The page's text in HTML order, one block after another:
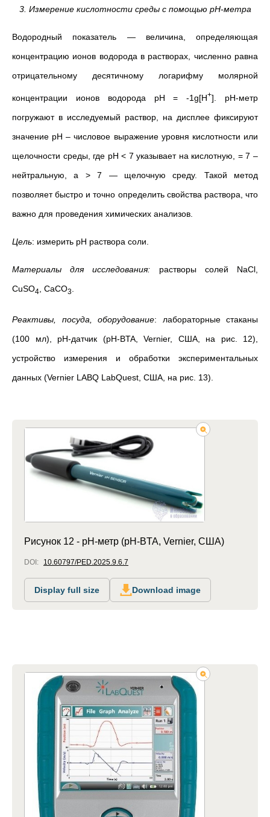
3. Измерение кислотности среды с помощью pH-метра
Водородный показатель — величина, определяющая
концентрацию ионов водорода в растворах, численно равна
отрицательному десятичному логарифму молярной
концентрации ионов водорода рН = -1g[H+]. pH-метр
погружают в исследуемый раствор, на дисплее фиксируют
значение pH – числовое выражение уровня кислотности или
щелочности среды, где pH < 7 указывает на кислотную, = 7 –
нейтральную, а > 7 — щелочную среду. Такой метод
позволяет быстро и точно определить свойства раствора, что
важно для проведения химических анализов.
Цель: измерить pH раствора соли.
Материалы для исследования: растворы солей NaCl,
CuSO4 , CaCO3
Реактивы, посуда, оборудование: лабораторные стаканы
(100 мл), pH-датчик (pH-BTA, Vernier, США, на рис. 12),
устройство измерения и обработки экспериментальных
данных (Vernier LABQ LabQuest, США, на рис. 13).
Рисунок 12 - pH-метр (pH-BTA, Vernier, США)
DOI: 10.60797/PED.2025.9.6.7
Display full size Download image